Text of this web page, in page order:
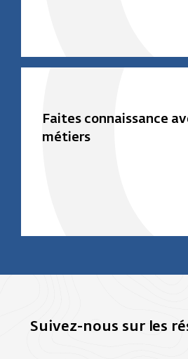
Faites connaissance
métiers
Suivez-nous sur les